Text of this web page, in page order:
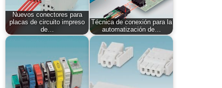
Nuevos conectores para
placas de circuito impreso
de…
Técnica de conexión para la
automatización de…